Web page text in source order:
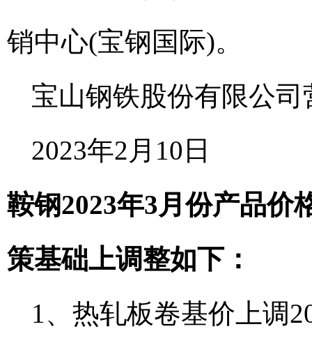
销中心(宝钢国际)。
宝山钢铁股份有限公
2023年2月10日
鞍钢2023年3月份产品价
策基础上调整如下：
1、热轧板卷基价上调